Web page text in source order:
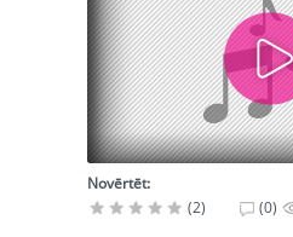
Novērtēt:
(2)
(0)